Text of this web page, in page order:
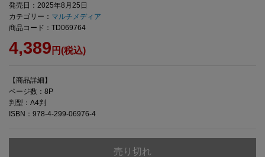
発売日：2025年8月25日
カテゴリー： マルチメディア
商品コード：TD069764
4,389 円(税込)
【商品詳細】
ページ数：8P
判型：A4判
ISBN：978-4-299-06976-4
売り切れ